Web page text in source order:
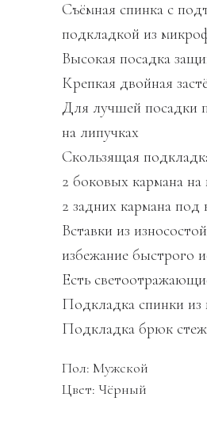
Съёмная спинка с
подкладкой из
Высокая посадка
Крепкая двойная
Для лучшей посадки
на липучках
Скользящая
2 боковых кармана
2 задних кармана под
Вставки из
избежание быстрого
Есть
Подкладка спинки
Подкладка брюк
Пол: Мужской
Цвет: Чёрный